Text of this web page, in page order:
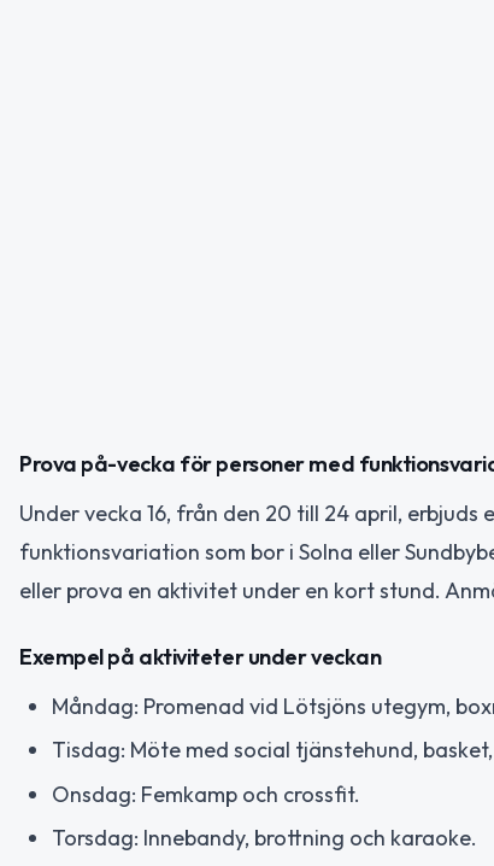
Prova på-vecka för personer med
Under vecka 16, från den 20 till 24 april,
funktionsvariation som bor i Solna eller
eller prova en aktivitet under en kort stund.
Exempel på aktiviteter under veckan
Måndag: Promenad vid Lötsjöns utegym,
Tisdag: Möte med social tjänstehund,
Onsdag: Femkamp och crossfit.
Torsdag: Innebandy, brottning och karaoke.